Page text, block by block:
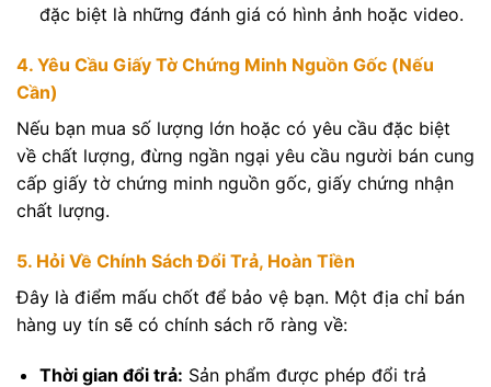
đặc biệt là những đánh giá có hình ảnh hoặc video.
4. Yêu Cầu Giấy Tờ Chứng Minh Nguồn Gốc (Nếu
Cần)
Nếu bạn mua số lượng lớn hoặc có yêu cầu đặc biệt
về chất lượng, đừng ngần ngại yêu cầu người bán cung
cấp giấy tờ chứng minh nguồn gốc, giấy chứng nhận
chất lượng.
5. Hỏi Về Chính Sách Đổi Trả, Hoàn Tiền
Đây là điểm mấu chốt để bảo vệ bạn. Một địa chỉ bán
hàng uy tín sẽ có chính sách rõ ràng về:
Thời gian đổi trả: Sản phẩm được phép đổi trả